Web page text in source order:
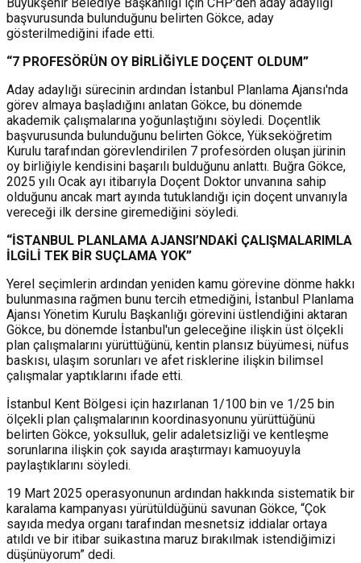
başvurusunda bulunduğunu belirten Gökce, aday
gösterilmediğini ifade etti.
“7 PROFESÖRÜN OY BİRLİĞİYLE DOÇENT OLDUM”
Aday adaylığı sürecinin ardından İstanbul Planlama Ajansı'nda
görev almaya başladığını anlatan Gökce, bu dönemde
akademik çalışmalarına yoğunlaştığını söyledi. Doçentlik
başvurusunda bulunduğunu belirten Gökce, Yükseköğretim
Kurulu tarafından görevlendirilen 7 profesörden oluşan jürinin
oy birliğiyle kendisini başarılı bulduğunu anlattı. Buğra Gökce,
2025 yılı Ocak ayı itibarıyla Doçent Doktor unvanına sahip
olduğunu ancak mart ayında tutuklandığı için doçent unvanıyla
vereceği ilk dersine giremediğini söyledi.
“İSTANBUL PLANLAMA AJANSI’NDAKİ ÇALIŞMALARIMLA
İLGİLİ TEK BİR SUÇLAMA YOK”
Yerel seçimlerin ardından yeniden kamu görevine dönme hakkı
bulunmasına rağmen bunu tercih etmediğini, İstanbul Planlama
Ajansı Yönetim Kurulu Başkanlığı görevini üstlendiğini aktaran
Gökce, bu dönemde İstanbul'un geleceğine ilişkin üst ölçekli
plan çalışmalarını yürüttüğünü, kentin plansız büyümesi, nüfus
baskısı, ulaşım sorunları ve afet risklerine ilişkin bilimsel
çalışmalar yaptıklarını ifade etti.
İstanbul Kent Bölgesi için hazırlanan 1/100 bin ve 1/25 bin
ölçekli plan çalışmalarının koordinasyonunu yürüttüğünü
belirten Gökce, yoksulluk, gelir adaletsizliği ve kentleşme
sorunlarına ilişkin çok sayıda araştırmayı kamuoyuyla
paylaştıklarını söyledi.
19 Mart 2025 operasyonunun ardından hakkında sistematik bir
karalama kampanyası yürütüldüğünü savunan Gökce, “Çok
sayıda medya organı tarafından mesnetsiz iddialar ortaya
atıldı ve bir itibar suikastına maruz bırakılmak istendiğimizi
düşünüyorum” dedi.